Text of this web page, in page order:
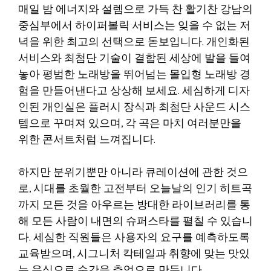
매일 밤 에너지와 설렘으로 가득 찬 활기찬 강남의
중심부에서 하이퍼볼릭 서비스는 잊을 수 없는 저
녁을 위한 최고의 선택으로 돋보입니다. 개인화된
서비스와 최첨단 기술이 결합된 세상에 발을 들여
놓아 평범한 노래방을 뛰어넘는 몰입형 노래방 경
험을 만들어낸다고 상상해 보세요. 세심하게 디자
인된 개인실은 플러시 장식과 최첨단 사운드 시스
템으로 꾸며져 있으며, 각 곡은 마치 여러분만을
위한 콘서트처럼 느껴집니다.
하지만 분위기뿐만 아니라 큐레이션에 관한 것으
로, 시대를 초월한 고전부터 오늘날의 인기 히트곡
까지 모든 것을 아우르는 방대한 라이브러리를 통
해 모든 사람이 내면의 슈퍼스타를 펼칠 수 있습니
다. 세심한 직원들은 사용자의 요구를 예측하도록
교육받으며, 시그니처 칵테일과 취향에 맞는 맛있